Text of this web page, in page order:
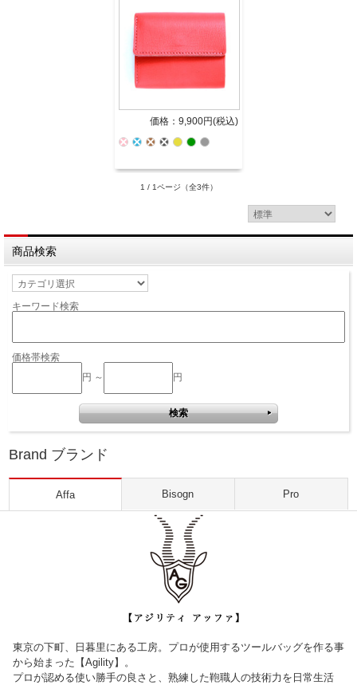
価格：9,900円(税込)
1 / 1ページ （全3件）
商品検索
キーワード検索
価格帯検索
円 ～
円
Brand ブランド
Affa Bisogn Pro
東京の下町、日暮里にある工房。プロが使用するツールバッグを作る事
から始まった【Agility】。
プロが認める使い勝手の良さと、熟練した鞄職人の技術力を日常生活